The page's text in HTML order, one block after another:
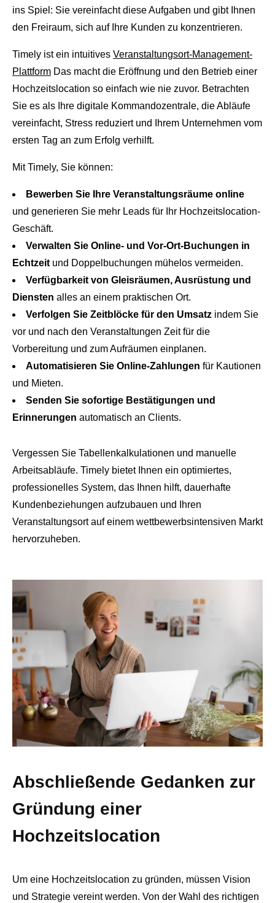
ins Spiel: Sie vereinfacht diese Aufgaben und gibt Ihnen
den Freiraum, sich auf Ihre Kunden zu konzentrieren.
Timely ist ein intuitives Veranstaltungsort-Management-
Plattform Das macht die Eröffnung und den Betrieb einer
Hochzeitslocation so einfach wie nie zuvor. Betrachten
Sie es als Ihre digitale Kommandozentrale, die Abläufe
vereinfacht, Stress reduziert und Ihrem Unternehmen vom
ersten Tag an zum Erfolg verhilft.
Mit Timely, Sie können:
Bewerben Sie Ihre Veranstaltungsräume online
und generieren Sie mehr Leads für Ihr Hochzeitslocation-
Geschäft.
Verwalten Sie Online- und Vor-Ort-Buchungen in
Echtzeit und Doppelbuchungen mühelos vermeiden.
Verfügbarkeit von Gleisräumen, Ausrüstung und
Diensten alles an einem praktischen Ort.
Verfolgen Sie Zeitblöcke für den Umsatz indem Sie
vor und nach den Veranstaltungen Zeit für die
Vorbereitung und zum Aufräumen einplanen.
Automatisieren Sie Online-Zahlungen für Kautionen
und Mieten.
Senden Sie sofortige Bestätigungen und
Erinnerungen automatisch an Clients.
Vergessen Sie Tabellenkalkulationen und manuelle
Arbeitsabläufe. Timely bietet Ihnen ein optimiertes,
professionelles System, das Ihnen hilft, dauerhafte
Kundenbeziehungen aufzubauen und Ihren
Veranstaltungsort auf einem wettbewerbsintensiven Markt
hervorzuheben.
Abschließende Gedanken zur
Gründung einer
Hochzeitslocation
Um eine Hochzeitslocation zu gründen, müssen Vision
und Strategie vereint werden. Von der Wahl des richtigen